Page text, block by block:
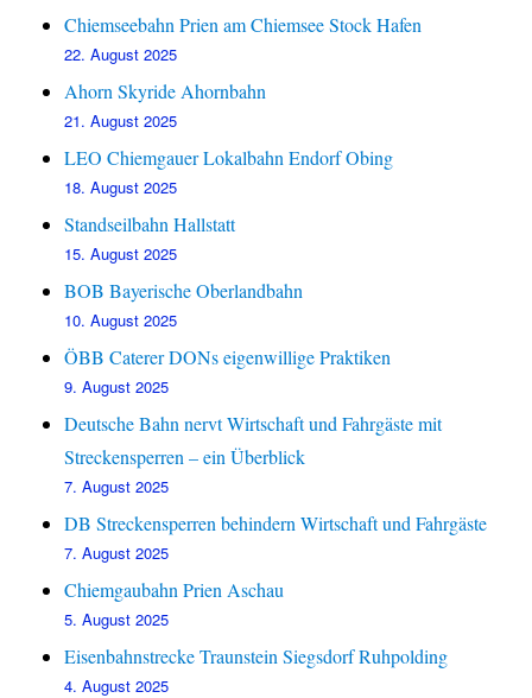
Chiemseebahn Prien am Chiemsee Stock Hafen
22. August 2025
Ahorn Skyride Ahornbahn
21. August 2025
LEO Chiemgauer Lokalbahn Endorf Obing
18. August 2025
Standseilbahn Hallstatt
15. August 2025
BOB Bayerische Oberlandbahn
10. August 2025
ÖBB Caterer DONs eigenwillige Praktiken
9. August 2025
Deutsche Bahn nervt Wirtschaft und Fahrgäste mit
Streckensperren – ein Überblick
7. August 2025
DB Streckensperren behindern Wirtschaft und Fahrgäste
7. August 2025
Chiemgaubahn Prien Aschau
5. August 2025
Eisenbahnstrecke Traunstein Siegsdorf Ruhpolding
4. August 2025